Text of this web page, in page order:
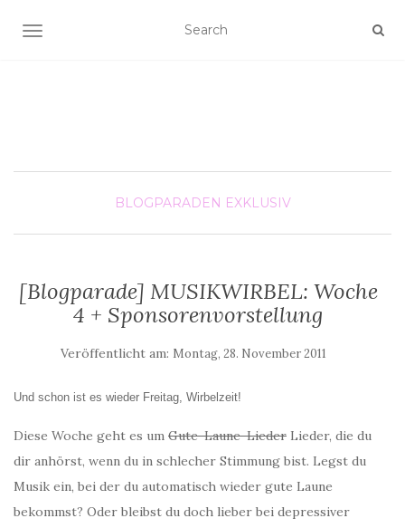
SCHALTE NAVIGATION
BLOGPARADEN EXKLUSIV
[Blogparade] MUSIKWIRBEL: Woche
4 + Sponsorenvorstellung
Veröffentlicht am: Montag, 28. November 2011
Und schon ist es wieder Freitag, Wirbelzeit!
Diese Woche geht es um Gute-Laune-Lieder Lieder, die du
dir anhörst, wenn du in schlecher Stimmung bist. Legst du
Musik ein, bei der du automatisch wieder gute Laune
bekommst? Oder bleibst du doch lieber bei depressiver